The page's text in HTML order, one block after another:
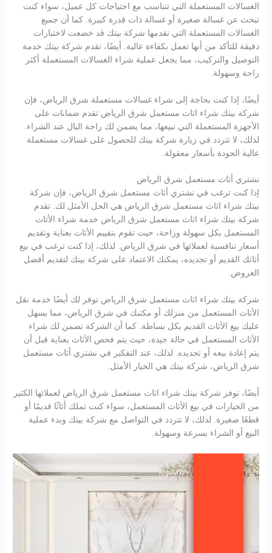
الغسالات المستعملة التي تتناسب مع احتياجات كل عميل، سواء كنت
تبحث عن غسالة صغيرة أو غسالة ذات قدرة كبيرة. كما أن جميع
الغسالات المستعملة التي تقدمها شركة بيتك قد خضعت لاختبارات
دقيقة للتأكد من أنها تعمل بكفاءة عالية. أيضًا، تقدم شركة بيتك خدمة
التوصيل والتركيب، مما يجعل عملية شراء الغسالات المستعملة أكثر
راحة وسهولة.
أيضًا، إذا كنت بحاجة إلى شراء غسالات مستعملة شرق الرياض، فإن
شركة بيتك شراء اثاث مستعمل شرق الرياض تقدم ضمانات على
الأجهزة المستعملة التي تبيعها، مما يضمن لك راحة البال عند الشراء.
لذلك، لا تتردد في زيارة شركة بيتك للحصول على غسالات مستعملة
عالية الجودة بأسعار معقولة.
نشتري أثاث مستعمل شرق الرياض
إذا كنت ترغب في نشتري أثاث مستعمل شرق الرياض، فإن شركة
بيتك شراء اثاث مستعمل شرق الرياض هي الحل الأمثل لك. تقدم
شركة بيتك شراء اثاث مستعمل شرق الرياض خدمة شراء الأثاث
المستعمل بكل سهولة وراحة، حيث تقوم بتقييم الأثاث بعناية وتقديم
أسعار تنافسية لعملائها في شرق الرياض. لذلك، إذا كنت ترغب في بيع
أثاثك القديم أو تجديده، يمكنك الاعتماد على شركة بيتك لتقديم أفضل
العروض.
شركة بيتك شراء اثاث مستعمل شرق الرياض توفر لك أيضًا خدمة نقل
الأثاث المستعمل من منزلك أو مكتبك في شرق الرياض، مما يسهل
عليك بيع الأثاث القديم بكل بساطة. كما أن الشركة تضمن لك شراء
الأثاث المستعمل في حالة جيدة، حيث يتم فحص الأثاث بعناية قبل أن
يتم إعادة بيعه أو تجديده. لذلك، عند التفكير في نشتري أثاث مستعمل
شرق الرياض، شركة بيتك هي الخيار الأمثل.
أيضًا، توفر شركة بيتك شراء اثاث مستعمل شرق الرياض لعملائها الكثير
من الخيارات في بيع الأثاث المستعمل، سواء كنت تملك أثاثًا قديمًا أو
قطعًا صغيرة. لذلك، لا تتردد في التواصل مع شركة بيتك وبدء عملية
البيع أو الشراء بسرعة وسهولة.